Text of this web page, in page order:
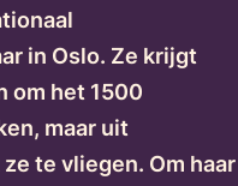
in Oslo. Ze krijgt
om het 1500
maar uit
te vliegen. Om haar